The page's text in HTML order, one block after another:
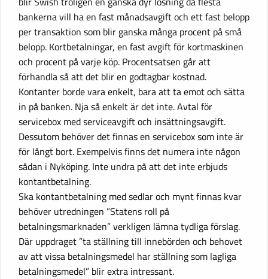
bankerna vill ha en fast månadsavgift och ett fast belopp
per transaktion som blir ganska många procent på små
belopp. Kortbetalningar, en fast avgift för kortmaskinen
och procent på varje köp. Procentsatsen går att
förhandla så att det blir en godtagbar kostnad.
Kontanter borde vara enkelt, bara att ta emot och sätta
in på banken. Nja så enkelt är det inte. Avtal för
servicebox med serviceavgift och insättningsavgift.
Dessutom behöver det finnas en servicebox som inte är
för långt bort. Exempelvis finns det numera inte någon
sådan i Nyköping. Inte undra på att det inte erbjuds
kontantbetalning.
Ska kontantbetalning med sedlar och mynt finnas kvar
behöver utredningen ”Statens roll på
betalningsmarknaden” verkligen lämna tydliga förslag.
Där uppdraget ”ta ställning till innebörden och behovet
av att vissa betalningsmedel har ställning som lagliga
betalningsmedel” blir extra intressant.